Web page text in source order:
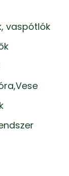
vaspótlók